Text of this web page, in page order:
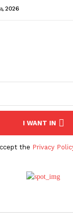
2026
I WANT IN
the Privacy